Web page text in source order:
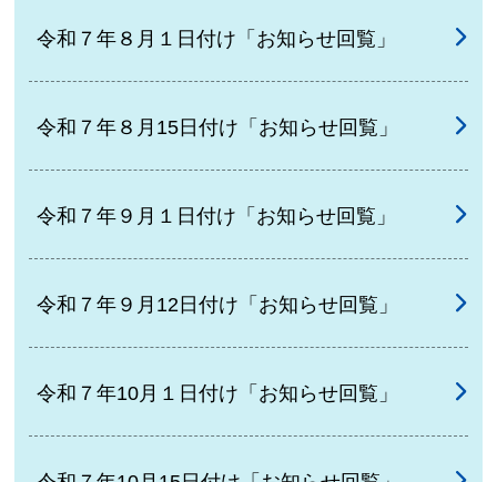
令和７年８月１日付け「お知らせ回覧」
令和７年８月15日付け「お知らせ回覧」
令和７年９月１日付け「お知らせ回覧」
令和７年９月12日付け「お知らせ回覧」
令和７年10月１日付け「お知らせ回覧」